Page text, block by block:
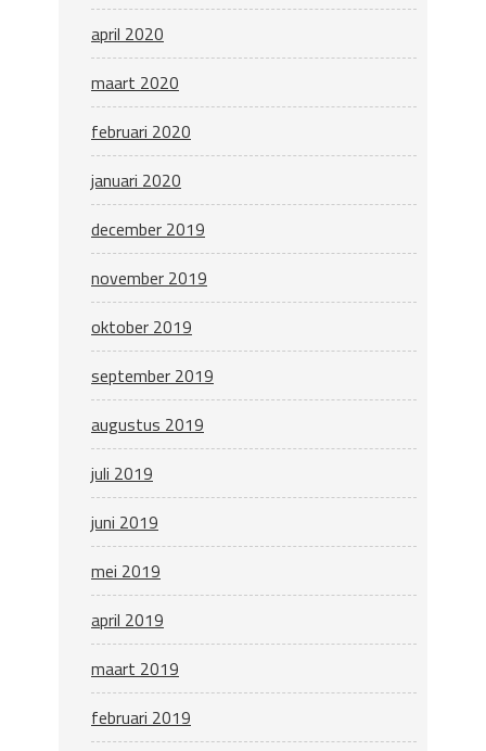
april 2020
maart 2020
februari 2020
januari 2020
december 2019
november 2019
oktober 2019
september 2019
augustus 2019
juli 2019
juni 2019
mei 2019
april 2019
maart 2019
februari 2019